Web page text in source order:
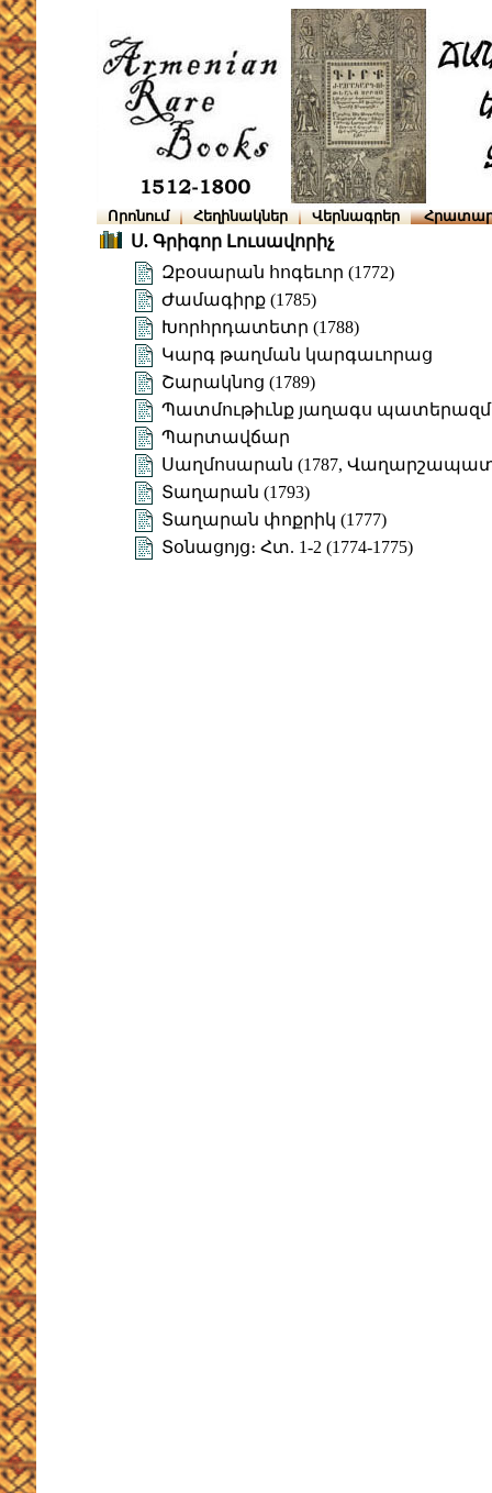
Որոնում Հեղինակներ Վերնագրեր
Ս. Գրիգոր Լուսավորիչ
Զբօսարան հոգեւոր (1772)
Ժամագիրք (1785)
Խորհրդատետր (1788)
Կարգ թաղման կարգաւորաց
Շարակնոց (1789)
Պատմութիւնք յաղագս
Պարտավճար
Սաղմոսարան (1787,
Տաղարան (1793)
Տաղարան փոքրիկ (1777)
Տօնացոյց։ Հտ. 1-2 (1774-1775)